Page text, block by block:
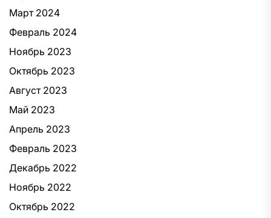
Март 2024
Февраль 2024
Ноябрь 2023
Октябрь 2023
Август 2023
Май 2023
Апрель 2023
Февраль 2023
Декабрь 2022
Ноябрь 2022
Октябрь 2022